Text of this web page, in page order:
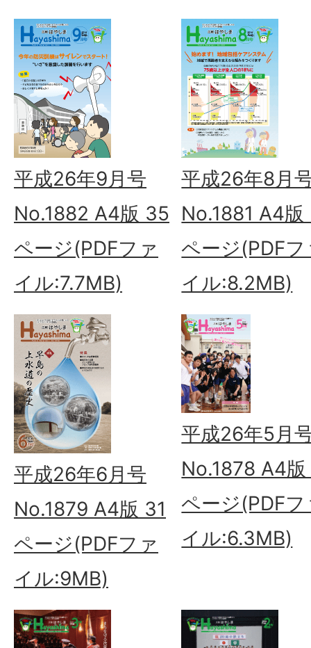
平成26年9月号
No.1882 A4版 35
ページ(PDFファ
イル:7.7MB)
平成26年8月
No.1881 A4
ページ(PDFフ
イル:8.2MB)
平成26年6月号
No.1879 A4版 31
ページ(PDFファ
イル:9MB)
平成26年5月
No.1878 A4
ページ(PDFフ
イル:6.3MB)